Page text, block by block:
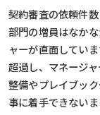
契約審査の依頼件
部門の増員はなか
ャーが直面してい
超過し、マネージ
整備やプレイブッ
事に着手できない